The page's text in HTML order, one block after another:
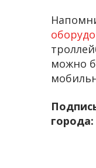
можно
города: